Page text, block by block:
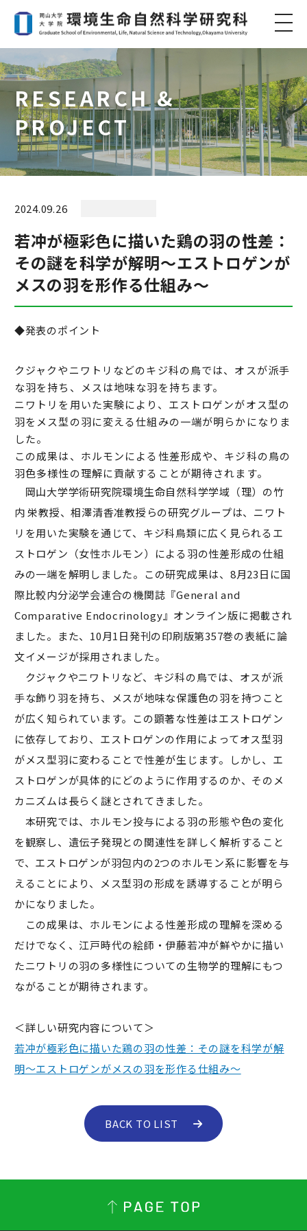
RESEARCH &
PROJECT
2024.09.26
若冲が極彩色に描いた鶏の羽の性差：
その謎を科学が解明～エストロゲンが
メスの羽を形作る仕組み～
◆発表のポイント
クジャクやニワトリなどのキジ科の鳥では、オスが派手
な羽を持ち、メスは地味な羽を持ちます。
ニワトリを用いた実験により、エストロゲンがオス型の
羽をメス型の羽に変える仕組みの一端が明らかになりま
した。
この成果は、ホルモンによる性差形成や、キジ科の鳥の
羽色多様性の理解に貢献することが期待されます。
岡山大学学術研究院環境生命自然科学学域（理）の竹
内 栄教授、相澤清香准教授らの研究グループは、ニワト
リを用いた実験を通じて、キジ科鳥類に広く見られるエ
ストロゲン（女性ホルモン）による羽の性差形成の仕組
みの一端を解明しました。この研究成果は、8月23日に国
際比較内分泌学会連合の機関誌『General and
Comparative Endocrinology』オンライン版に掲載され
ました。また、10月1日発刊の印刷版第357巻の表紙に論
文イメージが採用されました。
クジャクやニワトリなど、キジ科の鳥では、オスが派
手な飾り羽を持ち、メスが地味な保護色の羽を持つこと
が広く知られています。この顕著な性差はエストロゲン
に依存しており、エストロゲンの作用によってオス型羽
がメス型羽に変わることで性差が生じます。しかし、エ
ストロゲンが具体的にどのように作用するのか、そのメ
カニズムは長らく謎とされてきました。
本研究では、ホルモン投与による羽の形態や色の変化
を観察し、遺伝子発現との関連性を詳しく解析すること
で、エストロゲンが羽包内の2つのホルモン系に影響を与
えることにより、メス型羽の形成を誘導することが明ら
かになりました。
この成果は、ホルモンによる性差形成の理解を深める
だけでなく、江戸時代の絵師・伊藤若冲が鮮やかに描い
たニワトリの羽の多様性についての生物学的理解にもつ
ながることが期待されます。
＜詳しい研究内容について＞
若冲が極彩色に描いた鶏の羽の性差：その謎を科学が解
明～エストロゲンがメスの羽を形作る仕組み～
BACK TO LIST